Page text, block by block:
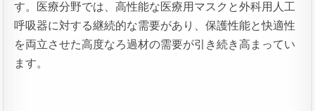
す。医療分野では、高性能な医療用マスクと外科用人工
呼吸器に対する継続的な需要があり、保護性能と快適性
を両立させた高度なろ過材の需要が引き続き高まってい
ます。